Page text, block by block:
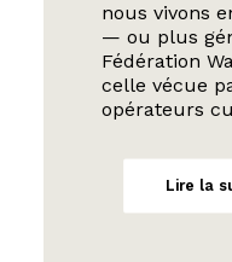
nous vivons
— ou plus
Fédération
celle vécue
opérateurs
Lire la